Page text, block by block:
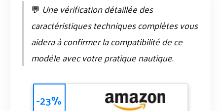
💬 Une vérification détaillée des
caractéristiques techniques complètes vous
aidera à confirmer la compatibilité de ce
modèle avec votre pratique nautique.
-23%